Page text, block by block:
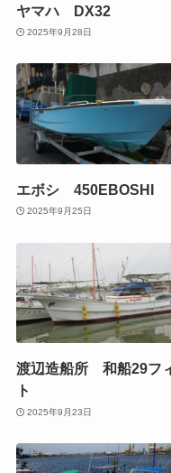
ヤマハ DX32
2025年9月28日
エボシ 450EBOSHI
2025年9月25日
渡辺造船所 和船29フ
ト
2025年9月23日